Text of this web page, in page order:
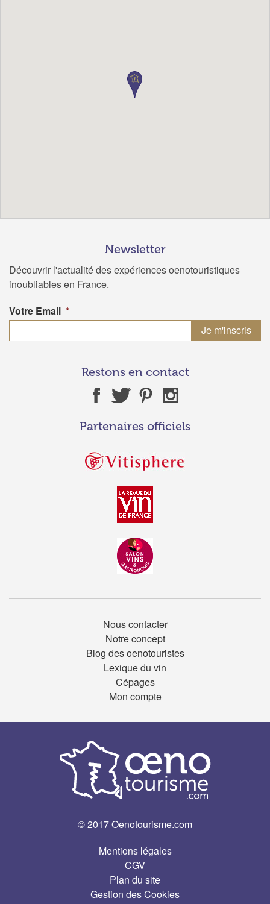
Newsletter
Découvrir l'actualité des expériences oenotouristiques
inoubliables en France.
Votre Email *
Restons en contact
Partenaires officiels
Nous contacter
Notre concept
Blog des oenotouristes
Lexique du vin
Cépages
Mon compte
© 2017 Oenotourisme.com
Mentions légales
CGV
Plan du site
Gestion des Cookies